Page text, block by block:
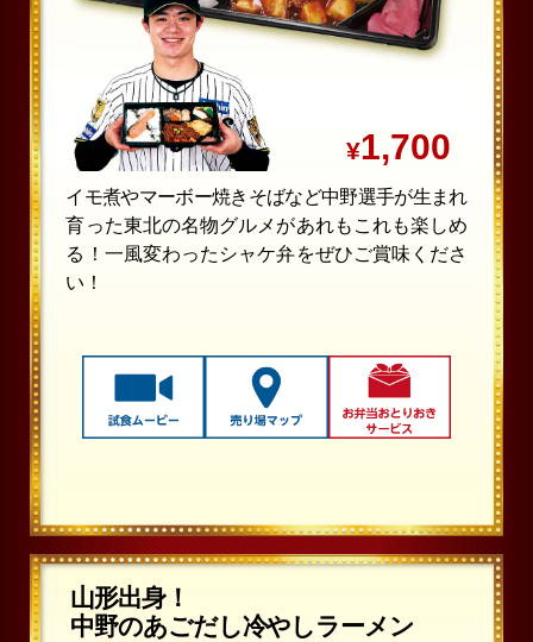
¥1,700
イモ煮やマーボー焼きそばなど中野選手が生まれ
育った東北の名物グルメがあれもこれも楽しめ
る！一風変わったシャケ弁をぜひご賞味くださ
い！
山形出身！
中野のあごだし冷やしラーメン